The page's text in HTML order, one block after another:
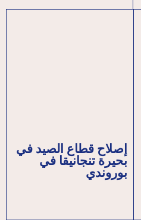
إصلاح قطاع الصيد في
بحيرة تنجانيقا في
بوروندي